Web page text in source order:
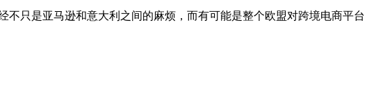
只是亚马逊和意大利之间的麻烦，而有可能是整个欧盟对跨境电商平台